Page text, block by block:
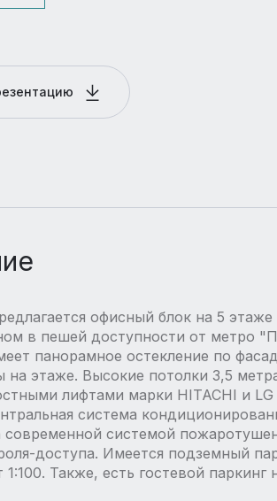
офисный блок на 5
в пешей доступности от метро
панорамное остекление по
на этаже. Высокие потолки 3,5
лифтами марки HITACHI и
система
современной системой
доступа. Имеется подземный
1:100. Также, есть гостевой